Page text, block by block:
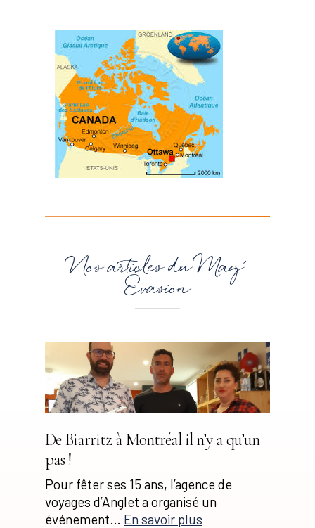
Nos articles du Mag'
Évasion
De Biarritz à Montréal il n’y a qu’un
pas !
Pour fêter ses 15 ans, l’agence de
voyages d’Anglet a organisé un
événement… En savoir plus